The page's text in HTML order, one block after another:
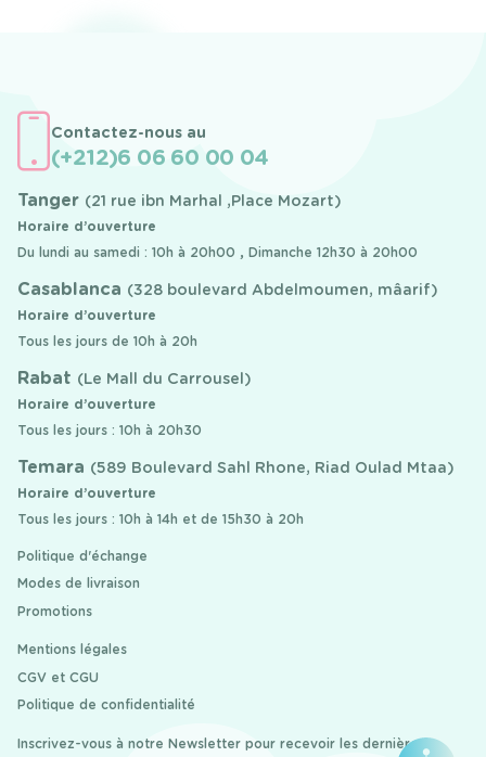
Contactez-nous au
(+212)6 06 60 00 04
Tanger (21 rue ibn Marhal ,Place Mozart)
Horaire d’ouverture
Du lundi au samedi : 10h à 20h00 , Dimanche 12h30 à 20h00
Casablanca (328 boulevard Abdelmoumen, mâarif)
Horaire d’ouverture
Tous les jours de 10h à 20h
Rabat (Le Mall du Carrousel)
Horaire d’ouverture
Tous les jours : 10h à 20h30
Temara (589 Boulevard Sahl Rhone, Riad Oulad Mtaa)
Horaire d’ouverture
Tous les jours : 10h à 14h et de 15h30 à 20h
Politique d'échange
Modes de livraison
Promotions
Mentions légales
CGV et CGU
Politique de confidentialité
Inscrivez-vous à notre Newsletter pour recevoir les dernières